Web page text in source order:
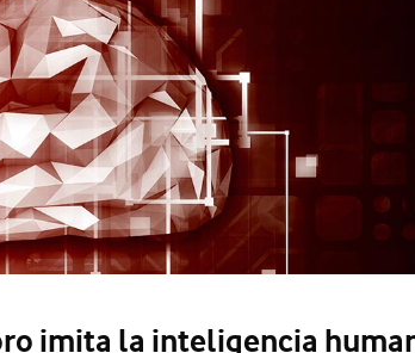
imita la inteligencia